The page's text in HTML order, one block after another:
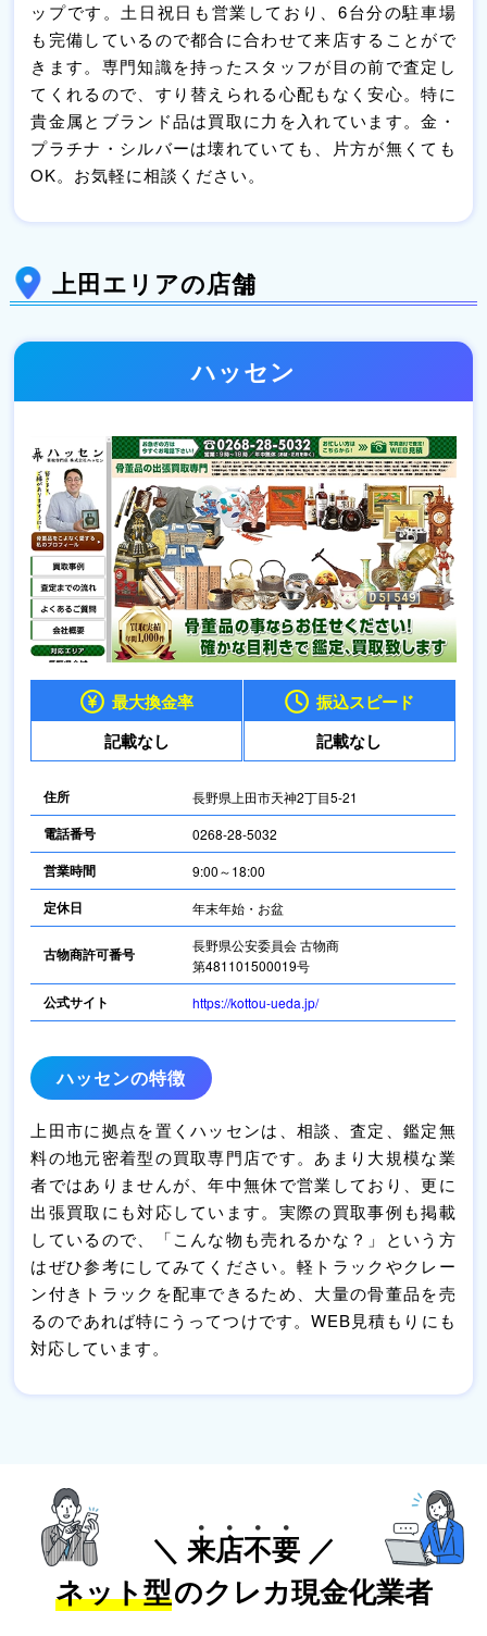
ップです。土日祝日も営業しており、6台分の駐車場
も完備しているので都合に合わせて来店することがで
きます。専門知識を持ったスタッフが目の前で査定し
てくれるので、すり替えられる心配もなく安心。特に
貴金属とブランド品は買取に力を入れています。金・
プラチナ・シルバーは壊れていても、片方が無くても
OK。お気軽に相談ください。
上田エリアの店舗
ハッセン
最大換金率
記載なし
振込スピード
記載なし
住所 長野県上田市天神2丁目5-21
電話番号 0268-28-5032
営業時間 9:00～18:00
定休日 年末年始・お盆
古物商許可番号
長野県公安委員会 古物商
第481101500019号
公式サイト https://kottou-ueda.jp/
ハッセンの特徴
上田市に拠点を置くハッセンは、相談、査定、鑑定無
料の地元密着型の買取専門店です。あまり大規模な業
者ではありませんが、年中無休で営業しており、更に
出張買取にも対応しています。実際の買取事例も掲載
しているので、「こんな物も売れるかな？」という方
はぜひ参考にしてみてください。軽トラックやクレー
ン付きトラックを配車できるため、大量の骨董品を売
るのであれば特にうってつけです。WEB見積もりにも
対応しています。
＼ 来店不要／
ネット型のクレカ現金化業者